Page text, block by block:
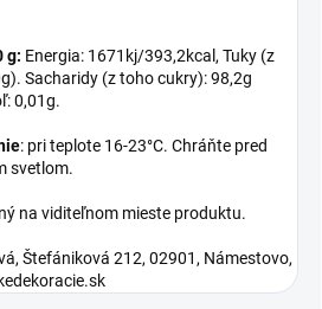
g: Energia: 1671kj/393,2kcal, Tuky (z
Sacharidy (z toho cukry): 98,2g
0,01g.
: pri teplote 16-23°C. Chráňte pred
svetlom.
na viditeľnom mieste produktu.
Štefániková 212, 02901, Námestovo,